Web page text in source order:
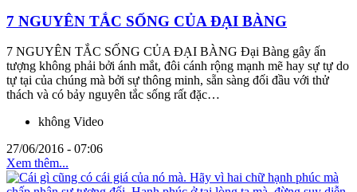
7 NGUYÊN TẮC SỐNG CỦA ĐẠI BÀNG
7 NGUYÊN TẮC SỐNG CỦA ĐẠI BÀNG Đại Bàng gây ấn
tượng không phải bởi ánh mắt, đôi cánh rộng mạnh mẽ hay sự tự do
tự tại của chúng mà bởi sự thông minh, sẵn sàng đối đầu với thử
thách và có bảy nguyên tắc sống rất đặc…
không Video
27/06/2016 - 07:06
Xem thêm...